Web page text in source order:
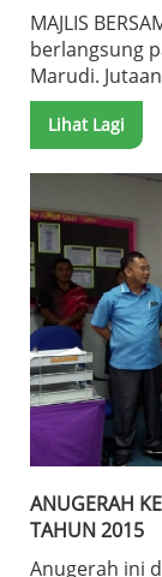
MAJLIS
berlangsung
Marudi. Jutaan terima kasih di atas kerjasama
semua agensi
menjayakan
Lihat Lagi
ANUGERAH
TAHUN 2015
Anugerah ini